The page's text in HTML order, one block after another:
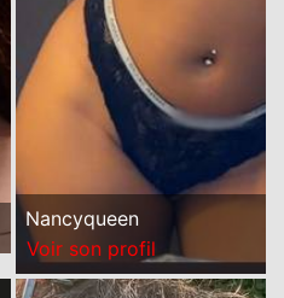
Nancyqueen
Voir son profil